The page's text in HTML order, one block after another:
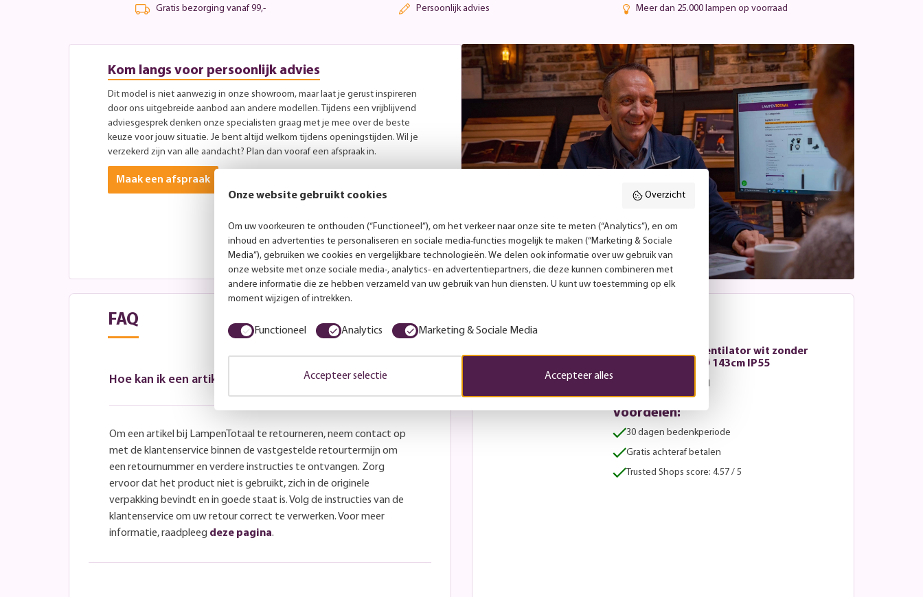
Gratis bezorging vanaf 99,- Persoonlijk advies Meer dan 25.000 lampen op voorraad
Kom langs voor persoonlijk advies
Dit model is niet aanwezig in onze showroom, maar laat je gerust inspireren
door ons uitgebreide aanbod aan andere modellen. Tijdens een vrijblijvend
adviesgesprek denken onze specialisten graag met je mee over de beste
keuze voor jouw situatie. Je bent altijd welkom tijdens openingstijden. Wil je
verzekerd zijn van alle aandacht? Plan dan vooraf een afspraak in.
Maak een afspraak
FAQ
Hoe kan ik een artikel retourneren?
Om een artikel bij LampenTotaal te retourneren, neem contact op
met de klantenservice binnen de vastgestelde retourtermijn om
een retournummer en verdere instructies te ontvangen. Zorg
ervoor dat het product niet is gebruikt, zich in de originele
verpakking bevindt en in goede staat is. Volg de instructies van de
klantenservice om uw retour correct te verwerken. Voor meer
informatie, raadpleeg deze pagina.
Beacon - Plafondventilator wit zonder
lamp Whitehaven Ø 143cm IP55
Onbekende levertijd
Voordelen:
30 dagen bedenkperiode
Gratis achteraf betalen
Trusted Shops score: 4.57 / 5
Onze website gebruikt cookies Overzicht
Om uw voorkeuren te onthouden (“Functioneel”), om het verkeer naar onze site te meten (“Analytics”), en om
inhoud en advertenties te personaliseren en sociale media-functies mogelijk te maken (“Marketing & Sociale
Media”), gebruiken we cookies en vergelijkbare technologieën. We delen ook informatie over uw gebruik van
onze website met onze sociale media-, analytics- en advertentiepartners, die deze kunnen combineren met
andere informatie die ze hebben verzameld van uw gebruik van hun diensten. U kunt uw toestemming op elk
moment wijzigen of intrekken.
Functioneel Analytics Marketing & Sociale Media
Accepteer selectie Accepteer alles